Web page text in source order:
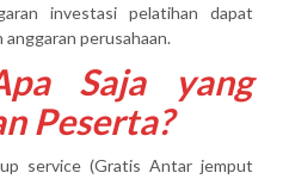
investasi pelatihan dapat
perusahaan.
Saja yang
Peserta?
service (Gratis Antar jemput